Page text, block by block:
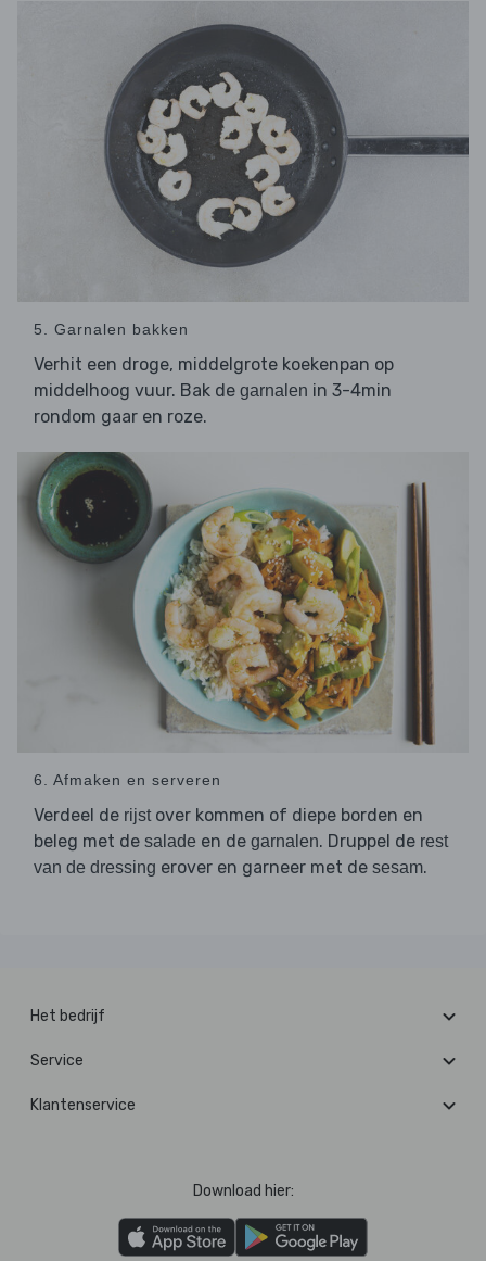
5. Garnalen bakken
Verhit een droge, middelgrote koekenpan op
middelhoog vuur. Bak de garnalen in 3-4min
rondom gaar en roze.
6. Afmaken en serveren
Verdeel de rijstover kommen of diepe borden en
beleg met de salade en de garnalen. Druppel de rest
van de dressing erover en garneer met de sesam.
Het bedrijf
Service
Klantenservice
Download hier: